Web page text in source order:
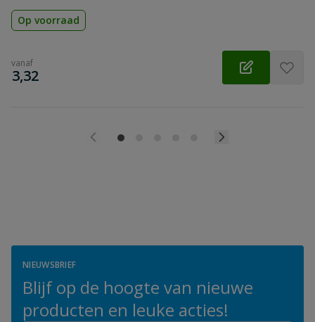
Op voorraad
vanaf
€
3,32
NIEUWSBRIEF
Blijf op de hoogte van nieuwe
producten en leuke acties!